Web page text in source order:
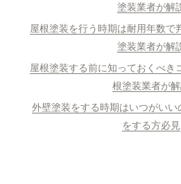
塗装業者が解
屋根塗装を行う時期は耐用年数で
塗装業者が解
屋根塗装する前に知っておくべき
根塗装業者が解
外壁塗装をする時期はいつがい
をする方必見